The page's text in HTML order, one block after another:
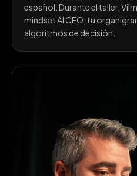
español. Durante el taller,
mindset AI CEO, tu
algoritmos de decisión.